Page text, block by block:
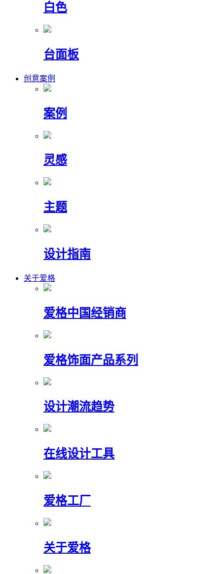
白色
台面板
创意案例
案例
灵感
主题
设计指南
关于爱格
爱格中国经销商
爱格饰面产品系列
设计潮流趋势
在线设计工具
爱格工厂
关于爱格